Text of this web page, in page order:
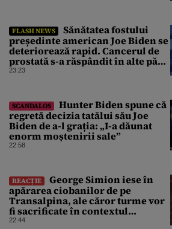
FLASH NEWS
Sănătatea fostului
președinte american Joe Biden se
deteriorează rapid. Cancerul de
prostată s-a răspândit în alte părți
ale corpului
23:23
SCANDALOS
Hunter Biden spune că
regretă decizia tatălui său Joe
Biden de a-l grația: „I-a dăunat
enorm moștenirii sale”
22:58
REACȚIE
George Simion iese în
apărarea ciobanilor de pe
Transalpina, ale căror turme vor
fi sacrificate în contextul
focarului de variolă ovină
22:44